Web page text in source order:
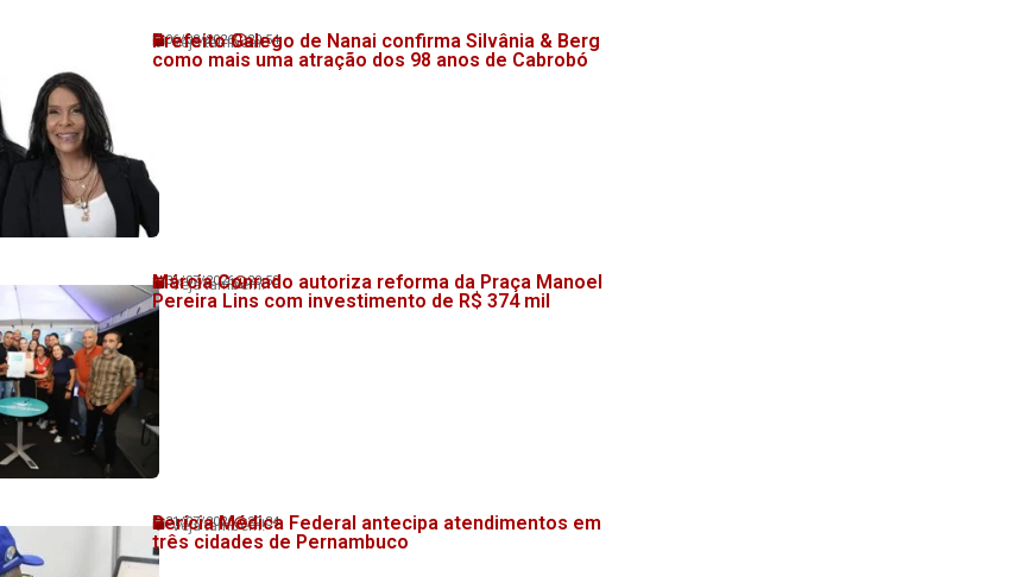
💬 Veja também!
06/08/2026 20:54
Prefeito Galego de Nanai confirma Silvânia & Berg
como mais uma atração dos 98 anos de Cabrobó
💬 Veja também!
31/07/2026 20:58
Márcia Conrado autoriza reforma da Praça Manoel
Pereira Lins com investimento de R$ 374 mil
💬 Veja também!
31/07/2026 20:34
Perícia Médica Federal antecipa atendimentos em
três cidades de Pernambuco